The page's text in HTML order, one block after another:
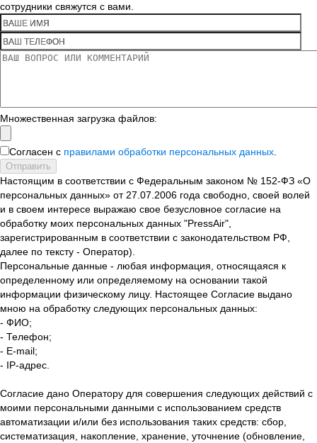
сотрудники свяжутся с вами.
Множественная загрузка файлов:
Согласен с правилами обработки персональных данных
Отправить
Настоящим в соответствии с Федеральным законом № 152-ФЗ «О
персональных данных» от 27.07.2006 года свободно, своей волей
и в своем интересе выражаю свое безусловное согласие на
обработку моих персональных данных "PressAir",
зарегистрированным в соответствии с законодательством РФ,
далее по тексту - Оператор).
Персональные данные - любая информация, относящаяся к
определенному или определяемому на основании такой
информации физическому лицу. Настоящее Согласие выдано
мною на обработку следующих персональных данных:
- ФИО;
- Телефон;
- E-mail;
- IP-адрес.
Согласие дано Оператору для совершения следующих действий с
моими персональными данными с использованием средств
автоматизации и/или без использования таких средств: сбор,
систематизация, накопление, хранение, уточнение (обновление,